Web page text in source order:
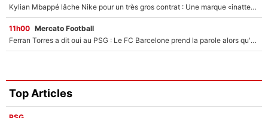
Kylian Mbappé lâche Nike pour un très gros contrat : Une marque «inattendue» va frapper très fort
11h00 Mercato Football
Ferran Torres a dit oui au PSG : Le FC Barcelone prend la parole alors qu'un transfert de l'attaquant espagnol prend forme
Top Articles